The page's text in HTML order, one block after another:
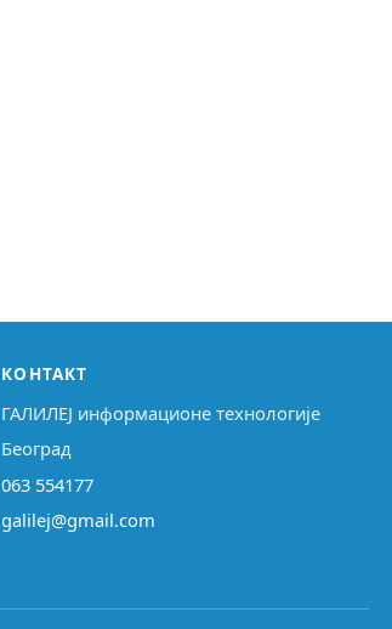
КОНТАКТ
ГАЛИЛЕЈ информационе технологије
Београд
063 554177
galilej@gmail.com